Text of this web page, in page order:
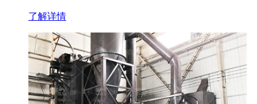
了解详情